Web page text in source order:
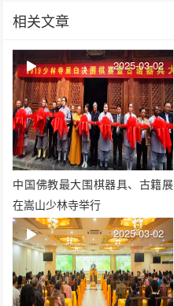
相关文章
中国佛教最大围棋器具、古籍展
在嵩山少林寺举行
2025-03-02
2025-03-02